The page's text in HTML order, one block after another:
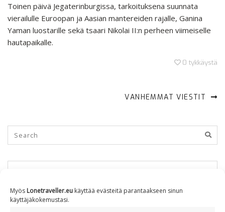
Myös Lonetraveller.eu käyttää evästeitä parantaakseen sinun
käyttäjäkokemustasi.
Toinen päivä Jegaterinburgissa, tarkoituksena suunnata
vierailulle Euroopan ja Aasian mantereiden rajalle, Ganina
Yaman luostarille sekä tsaari Nikolai II:n perheen viimeiselle
hautapaikalle.
0 tykkäystä
VANHEMMAT VIESTIT
Kuukausittain